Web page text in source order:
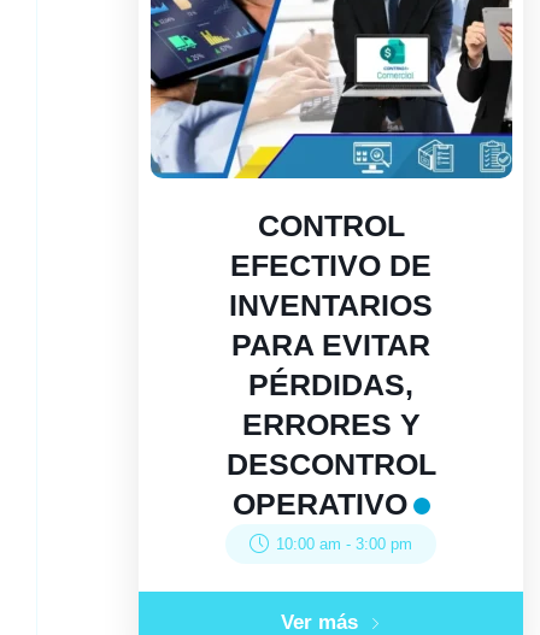
CONTROL
EFECTIVO DE
INVENTARIOS
PARA EVITAR
PÉRDIDAS,
ERRORES Y
DESCONTROL
OPERATIVO
10:00 am -3:00 pm
Ver más